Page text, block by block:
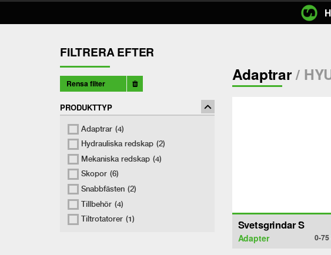
FILTRERA EFTER
Rensa filter
PRODUKTTYP
Adaptrar (4)
Hydrauliska redskap (2)
Mekaniska redskap (4)
Skopor (6)
Snabbfästen (2)
Tillbehör (4)
Tiltrotatorer (1)
Adaptrar/
Svetsgrindar S
Adapter 0-75